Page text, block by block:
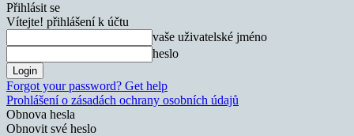
Přihlásit se
Vítejte! přihlášení k účtu
vaše uživatelské jméno
heslo
Forgot your password? Get help
Prohlášení o zásadách ochrany osobních údajů
Obnova hesla
Obnovit své heslo